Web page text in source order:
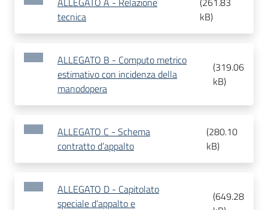
tecnica
kB)
ALLEGATO B - Computo metrico
estimativo con incidenza della
manodopera
(319.06
kB)
ALLEGATO C - Schema
contratto d’appalto
(280.10
kB)
ALLEGATO D - Capitolato
speciale d’appalto e
(649.28